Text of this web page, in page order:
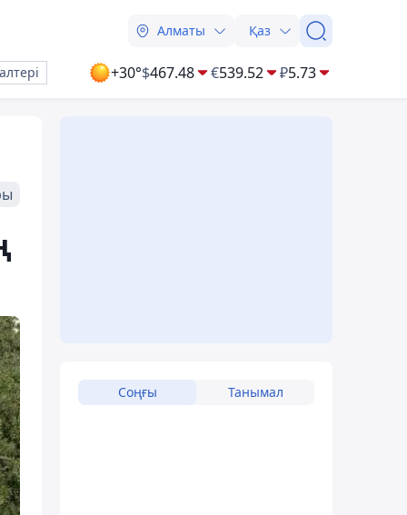
Алматы Қаз
+30°$467.48 €539.52 ₽5.73
Соңғы Танымал